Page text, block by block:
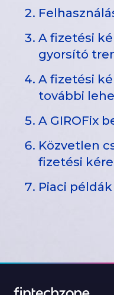
A fizetési
gyorsító
A fizetési
további
A GIROFix
Közvetlen
fizetési
Piaci példák